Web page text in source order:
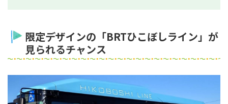
限定デザインの「BRTひこぼしライン」が
見られるチャンス